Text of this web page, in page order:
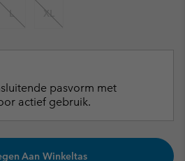
L XL
pasvorm met
actief gebruik.
Aan Winkeltas